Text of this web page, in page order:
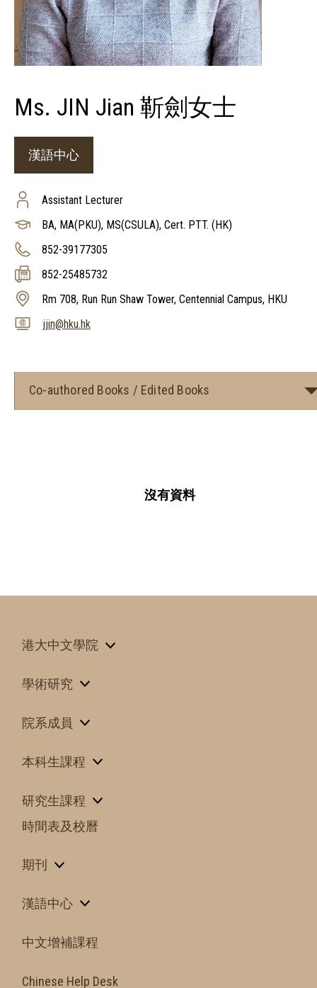
Ms. JIN Jian 靳劍女士
漢語中心
Assistant Lecturer
BA, MA(PKU), MS(CSULA), Cert. PTT. (HK)
852-39177305
852-25485732
Rm 708, Run Run Shaw Tower, Centennial Campus, HKU
jjin@hku.hk
Co-authored Books / Edited Books
沒有資料
港大中文學院
學術研究
院系成員
本科生課程
研究生課程
時間表及校曆
期刊
漢語中心
中文增補課程
Chinese Help Desk